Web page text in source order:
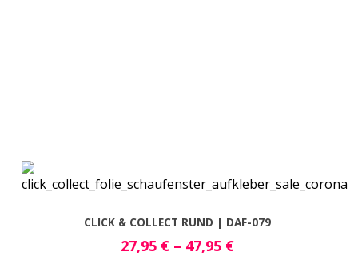
CLICK & COLLECT RUND | DAF-079
27,95 €– 47,95 €